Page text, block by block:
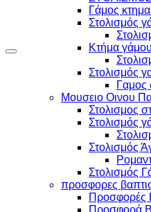
Γάμος
Στολισμός
Κτήμα
Στολισμός
Γαμος
Μουσειο Οινου
Στολισμος
Στολισμός
Στολισμός
Στολισμός
προσφορες
Προσφορές
Προσφορά